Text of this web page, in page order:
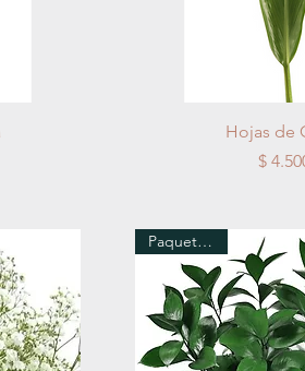
Vista
Hojas de
$
Paquete x 10